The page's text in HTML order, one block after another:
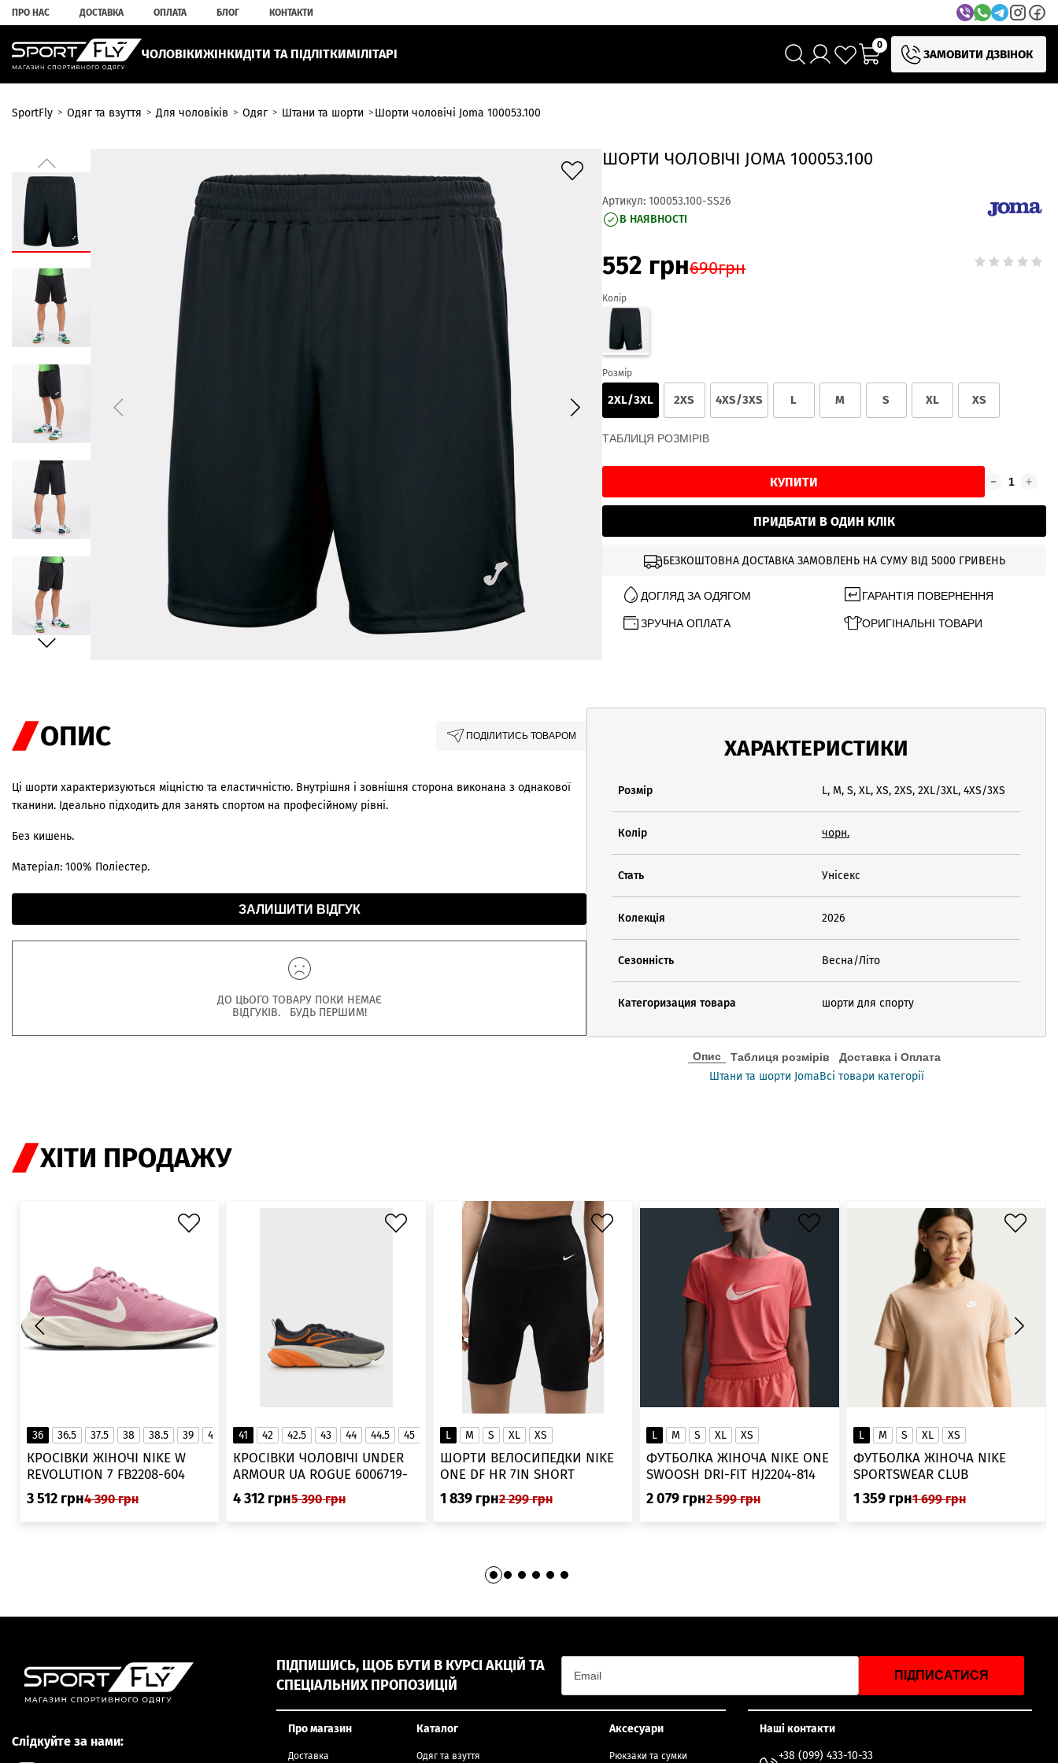
ПРО НАС ДОСТАВКА ОПЛАТА БЛОГ КОНТАКТИ
ЧОЛОВІКИЖІНКИДІТИ ТА ПІДЛІТКИМІЛІТАРІ
0
ЗАМОВИТИ ДЗВІНОК
SportFly Одяг та взуття Для чоловіків Одяг Штани та шорти Шорти чоловічі Joma 100053.100
ШОРТИ ЧОЛОВІЧІ JOMA 100053.100
Артикул: 100053.100-SS26
В НАЯВНОСТІ
552 грн690грн
Колір
Розмір
2XL/3XL 2XS 4XS/3XS L M S XL XS
ТАБЛИЦЯ РОЗМІРІВ
КУПИТИ
ПРИДБАТИ В ОДИН КЛІК
БЕЗКОШТОВНА ДОСТАВКА ЗАМОВЛЕНЬ НА СУМУ ВІД 5000 ГРИВЕНЬ
ДОГЛЯД ЗА ОДЯГОМ ГАРАНТІЯ ПОВЕРНЕННЯ
ЗРУЧНА ОПЛАТА ОРИГІНАЛЬНІ ТОВАРИ
ОПИС ПОДІЛИТИСЬ ТОВАРОМ
Ці шорти характеризуються міцністю та еластичністю. Внутрішня і зовнішня сторона виконана з однакової
тканини. Ідеально підходить для занять спортом на професійному рівні.
Без кишень.
Матеріал: 100% Поліестер.
ЗАЛИШИТИ ВІДГУК
ДО ЦЬОГО ТОВАРУ ПОКИ НЕМАЄ
ВІДГУКІВ. БУДЬ ПЕРШИМ!
ХАРАКТЕРИСТИКИ
Розмір L, M, S, XL, XS, 2XS, 2XL/3XL, 4XS/3XS
Колір чорн.
Стать Унісекс
Колекція 2026
Сезонність Весна/Літо
Категоризация товара шорти для спорту
Опис Таблиця розмірів Доставка і Оплата
Штани та шорти JomaВсі товари категорії
ХІТИ ПРОДАЖУ
36 36.5 37.5 38 38.5 39 40 40.5
41
▲
КРОСІВКИ ЖІНОЧІ NIKE W
REVOLUTION 7 FB2208-604
3 512 грн4 390 грн
41 42 42.5 43 44 44.5 45 45.5
46
▲
КРОСІВКИ ЧОЛОВІЧІ UNDER
ARMOUR UA ROGUE 6006719-
025
4 312 грн5 390 грн
L M S XL XS
ШОРТИ ВЕЛОСИПЕДКИ NIKE
ONE DF HR 7IN SHORT
DV9022-010
1 839 грн2 299 грн
L M S XL XS
ФУТБОЛКА ЖІНОЧА NIKE ONE
SWOOSH DRI-FIT HJ2204-814
2 079 грн2 599 грн
L M S XL XS
ФУТБОЛКА ЖІНОЧА NIKE
SPORTSWEAR CLUB
ESSENTIALS DX7902-286
1 359 грн1 699 грн
Слідкуйте за нами:
ПІДПИШИСЬ, ЩОБ БУТИ В КУРСІ АКЦІЙ ТА
СПЕЦІАЛЬНИХ ПРОПОЗИЦІЙ
ПІДПИСАТИСЯ
Про магазин
Доставка
Каталог
Одяг та взуття
Аксесуари
Рюкзаки та сумки
Наші контакти
+38 (099) 433-10-33